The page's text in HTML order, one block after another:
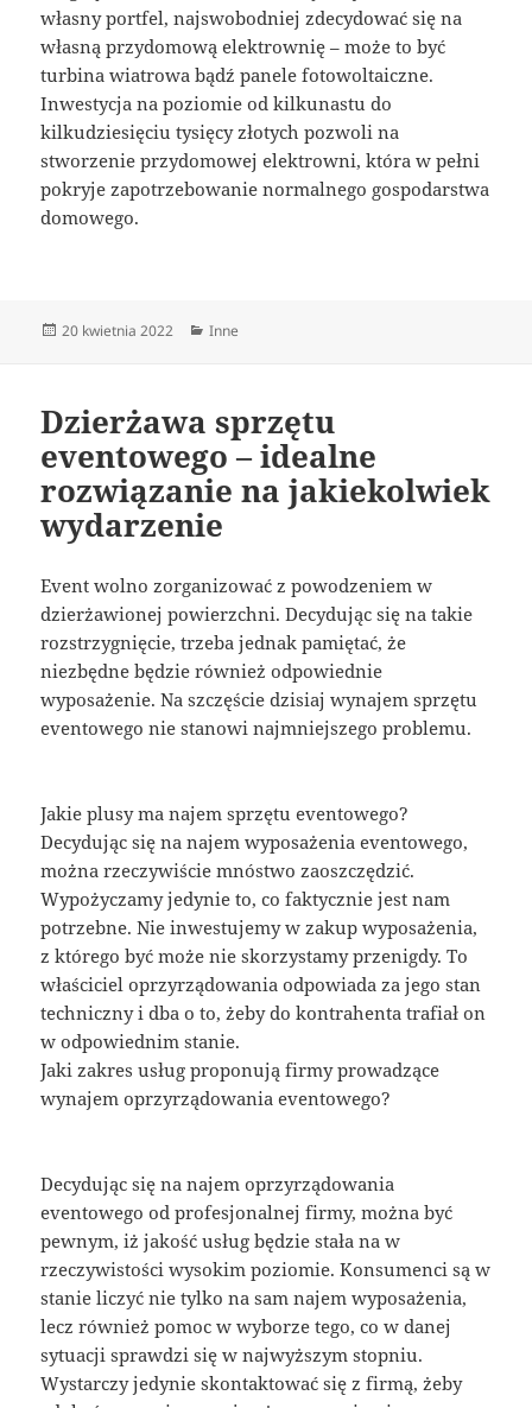
własny portfel, najswobodniej zdecydować się na
własną przydomową elektrownię – może to być
turbina wiatrowa bądź panele fotowoltaiczne.
Inwestycja na poziomie od kilkunastu do
kilkudziesięciu tysięcy złotych pozwoli na
stworzenie przydomowej elektrowni, która w pełni
pokryje zapotrzebowanie normalnego gospodarstwa
domowego.
Data
20 kwietnia 2022 Kategorie
Inne
Dzierżawa sprzętu
eventowego – idealne
rozwiązanie na jakiekolwiek
wydarzenie
Event wolno zorganizować z powodzeniem w
dzierżawionej powierzchni. Decydując się na takie
rozstrzygnięcie, trzeba jednak pamiętać, że
niezbędne będzie również odpowiednie
wyposażenie. Na szczęście dzisiaj wynajem sprzętu
eventowego nie stanowi najmniejszego problemu.
Jakie plusy ma najem sprzętu eventowego?
Decydując się na najem wyposażenia eventowego,
można rzeczywiście mnóstwo zaoszczędzić.
Wypożyczamy jedynie to, co faktycznie jest nam
potrzebne. Nie inwestujemy w zakup wyposażenia,
z którego być może nie skorzystamy przenigdy. To
właściciel oprzyrządowania odpowiada za jego stan
techniczny i dba o to, żeby do kontrahenta trafiał on
w odpowiednim stanie.
Jaki zakres usług proponują firmy prowadzące
wynajem oprzyrządowania eventowego?
Decydując się na najem oprzyrządowania
eventowego od profesjonalnej firmy, można być
pewnym, iż jakość usług będzie stała na w
rzeczywistości wysokim poziomie. Konsumenci są w
stanie liczyć nie tylko na sam najem wyposażenia,
lecz również pomoc w wyborze tego, co w danej
sytuacji sprawdzi się w najwyższym stopniu.
Wystarczy jedynie skontaktować się z firmą, żeby